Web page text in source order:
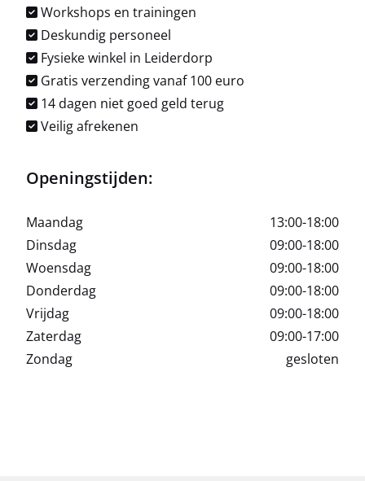
Workshops en trainingen
Deskundig personeel
Fysieke winkel in Leiderdorp
Gratis verzending vanaf 100 euro
14 dagen niet goed geld terug
Veilig afrekenen
Openingstijden:
Maandag
13:00-18:00
Dinsdag
09:00-18:00
Woensdag
09:00-18:00
Donderdag
09:00-18:00
Vrijdag
09:00-18:00
Zaterdag
09:00-17:00
Zondag
gesloten